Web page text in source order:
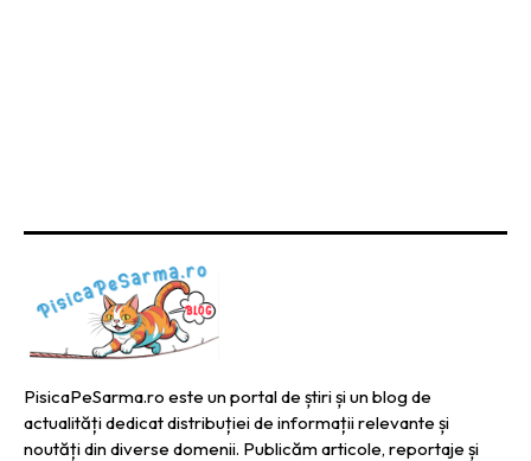
PisicaPeSarma.ro este un portal de știri și un blog de
actualități dedicat distribuției de informații relevante și
noutăți din diverse domenii. Publicăm articole, reportaje și